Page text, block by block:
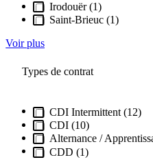
Irodouër (1)
Saint-Brieuc (1)
Voir plus
Types de contrat
CDI Intermittent (12)
CDI (10)
Alternance /
CDD (1)